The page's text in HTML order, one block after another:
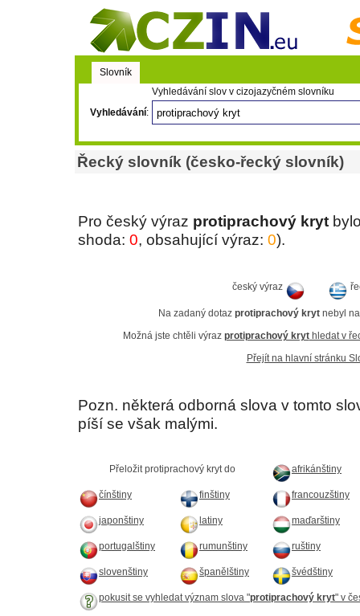
Slovník
Vyhledávání slov v cizojazyčném slovníku
Vyhledávání:
Řecký slovník (česko-řecký slovník)
Pro český výraz protiprachový kryt
shoda: 0, obsahující výraz: 0).
český výraz
Na zadaný dotaz protiprachový krytnebyl
Možná jste chtěli výraz protiprachový krythledat v
Přejít na hlavní stránku
Pozn. některá odborná slova v tomto
píší se však malými.
Přeložit protiprachový kryt do afrikánštiny
čínštiny finštiny francouzštiny
japonštiny latiny maďarštiny
portugalštiny rumunštiny ruštiny
slovenštiny španělštiny švédštiny
pokusit se vyhledat význam slova "protiprachový kryt" v